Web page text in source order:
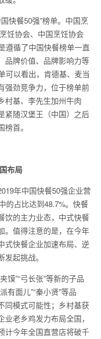
快餐50强”榜单。中国烹
饪协会、中国烹饪协会
遵循了中国快餐榜单一直
品牌价值、品牌影响力等
可以看出，肯德基、麦当
强劲竞争力，位于榜单前
村基、李先生加州牛肉
紧随汉堡王（中国）之后
首。
布局
年中国快餐50强企业营
的占比达到48.7%。快餐
饮的主力业态，中式快餐
。值得注意的是，在今年
式快餐企业加速布局、逆
起挑战。
馍”“弓长张”等新的子品
有面儿”“秦小贤”等品
同模式可能性；乡村基获
老乡鸡发力布局全国，
计今年全国直营店将破千